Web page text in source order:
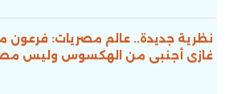
نظرية جديدة.. عالم مصريات:
غازى أجنبى من الهكسوس وليس